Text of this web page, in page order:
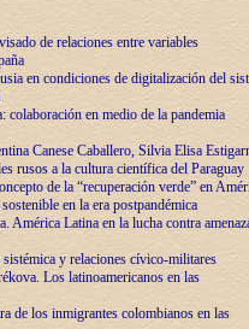
de relaciones entre variables
en condiciones de digitalización del
en medio de la pandemia
Canese Caballero, Silvia Elisa
rusos a la cultura científica del Paraguay
de la “recuperación verde” en
en la era postpandémica
América Latina en la lucha contra
y relaciones cívico-militares
Los latinoamericanos en las
de los inmigrantes colombianos en las